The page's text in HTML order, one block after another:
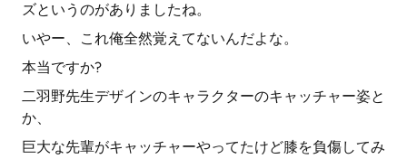
ズというのがありましたね。
いやー、これ俺全然覚えてないんだよな。
本当ですか?
二羽野先生デザインのキャラクターのキャッチャー姿と
か、
巨大な先輩がキャッチャーやってたけど膝を負傷してみ